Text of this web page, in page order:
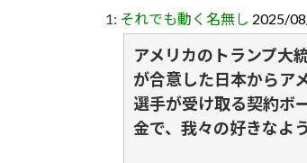
1: それでも動く名無し 2025/
アメリカのトランプ大
が合意した日本からア
選手が受け取る契約ボ
金で、我々の好きなよ